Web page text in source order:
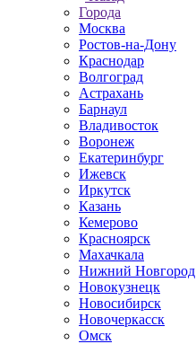
Города
Москва
Ростов-на-Дону
Краснодар
Волгоград
Астрахань
Барнаул
Владивосток
Воронеж
Екатеринбург
Ижевск
Иркутск
Казань
Кемерово
Красноярск
Махачкала
Нижний Новгород
Новокузнецк
Новосибирск
Новочеркаcск
Омск